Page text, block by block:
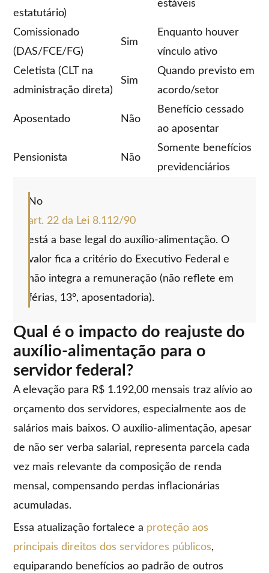
estatutário)
estáveis
Comissionado
(DAS/FCE/FG)
Sim
Enquanto houver
vínculo ativo
Celetista (CLT na
administração direta)
Sim
Quando previsto em
acordo/setor
Aposentado Não
Benefício cessado
ao aposentar
Pensionista Não
Somente benefícios
previdenciários
No
art. 22 da Lei 8.112/90
está a base legal do auxílio-alimentação. O
valor fica a critério do Executivo Federal e
não integra a remuneração (não reflete em
férias, 13º, aposentadoria).
Qual é o impacto do reajuste do
auxílio-alimentação para o
servidor federal?
A elevação para R$ 1.192,00 mensais traz alívio ao
orçamento dos servidores, especialmente aos de
salários mais baixos. O auxílio-alimentação, apesar
de não ser verba salarial, representa parcela cada
vez mais relevante da composição de renda
mensal, compensando perdas inflacionárias
acumuladas.
Essa atualização fortalece a proteção aos
principais direitos dos servidores públicos,
equiparando benefícios ao padrão de outros